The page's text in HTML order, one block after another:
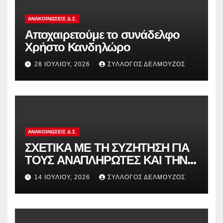
ΑΝΑΚΟΙΝΏΣΕΙΣ Δ.Σ.
Αποχαιρετούμε το συνάδελφο
Χρήστο Κανδηλώρο
28 ΙΟΥΛΊΟΥ, 2026 ΣΎΛΛΟΓΟΣ ΔΕΛΜΟΎΖΟΣ
ΑΝΑΚΟΙΝΏΣΕΙΣ Δ.Σ.
ΣΧΕΤΙΚΑ ΜΕ ΤΗ ΣΥΖΗΤΗΣΗ ΓΙΑ
ΤΟΥΣ ΑΝΑΠΛΗΡΩΤΕΣ ΚΑΙ ΤΗΝ
ΠΑΡΑΠΟΜΠΗ ΤΗΣ ΕΛΛΑΔΑΣ
ΣΤΟ ΕΥΡΩΠΑΪΚΟ ΔΙΚΑΣΤΗΡΙΟ
14 ΙΟΥΛΊΟΥ, 2026 ΣΎΛΛΟΓΟΣ ΔΕΛΜΟΎΖΟΣ